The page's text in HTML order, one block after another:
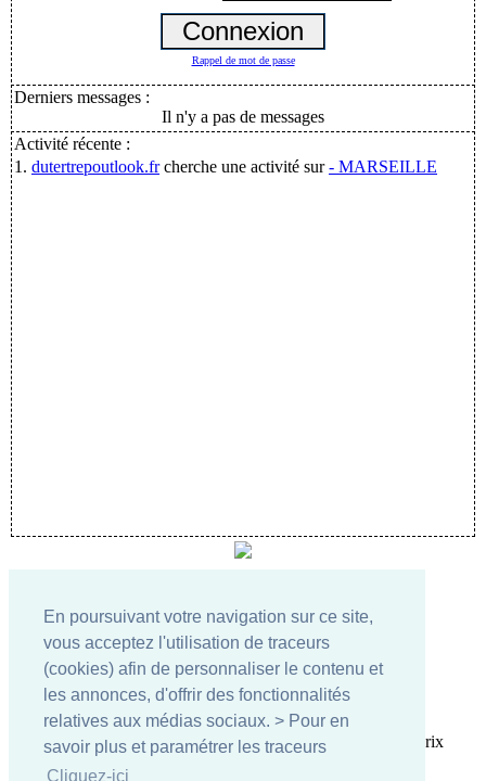
En poursuivant votre navigation sur ce site,
vous acceptez l'utilisation de traceurs
(cookies) afin de personnaliser le contenu et
les annonces, d'offrir des fonctionnalités
relatives aux médias sociaux. > Pour en
savoir plus et paramétrer les traceurs
Cliquez-ici
Rappel de mot de passe
Derniers messages :
Il n'y a pas de messages
Activité récente :
1. dutertrepoutlook.frcherche une activité sur- MARSEILLE
Conditions d'utilisation-Respect de la vie privée
Développé parDeveloppeur-Csharp.com
Nous développons vos projets informatiques aux meilleurs prix
contactez nous
Comodo SSL